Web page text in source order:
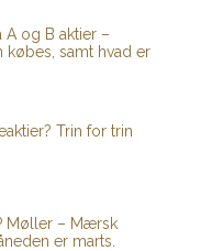
A og B aktier –
købes, samt hvad er
Trin for trin
Møller – Mærsk
er marts.